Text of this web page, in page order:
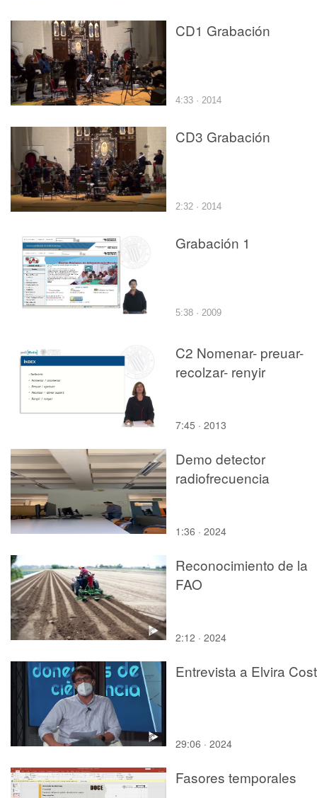
CD1 Grabación
4:33 · 2014
CD3 Grabación
2:32 · 2014
Grabación 1
5:38 · 2009
C2 Nomenar- preuar-
recolzar- renyir
7:45 · 2013
Demo detector
radiofrecuencia
1:36 · 2024
Reconocimiento de la
FAO
2:12 · 2024
Entrevista a Elvira
29:06 · 2024
Fasores temporales